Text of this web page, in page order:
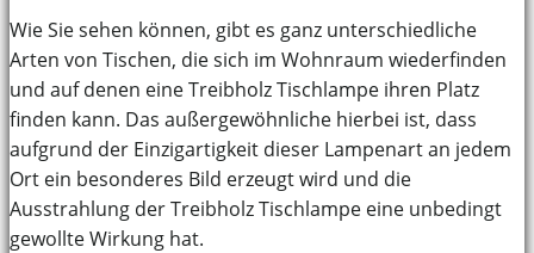
Wie Sie sehen können, gibt es ganz unterschiedliche
Arten von Tischen, die sich im Wohnraum wiederfinden
und auf denen eine Treibholz Tischlampe ihren Platz
finden kann. Das außergewöhnliche hierbei ist, dass
aufgrund der Einzigartigkeit dieser Lampenart an jedem
Ort ein besonderes Bild erzeugt wird und die
Ausstrahlung der Treibholz Tischlampe eine unbedingt
gewollte Wirkung hat.